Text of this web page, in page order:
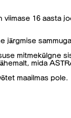
viimase 16 aasta
järgmise
mitmekülgne
mida
maailmas pole.